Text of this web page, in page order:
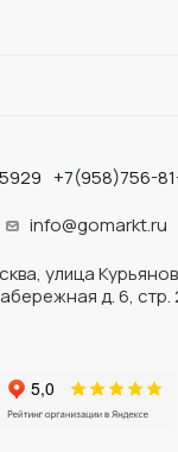
+7(958)756-
info@gomarkt.ru
улица
д. 6, стр.